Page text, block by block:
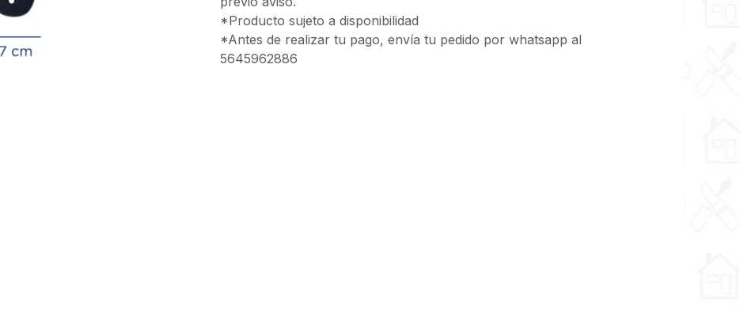
*Producto sujeto a disponibilidad
*Antes de realizar tu pago, envía tu pedido por whatsapp al
5645962886